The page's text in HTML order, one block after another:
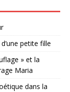
petite fille
» et la
Maria
dans la